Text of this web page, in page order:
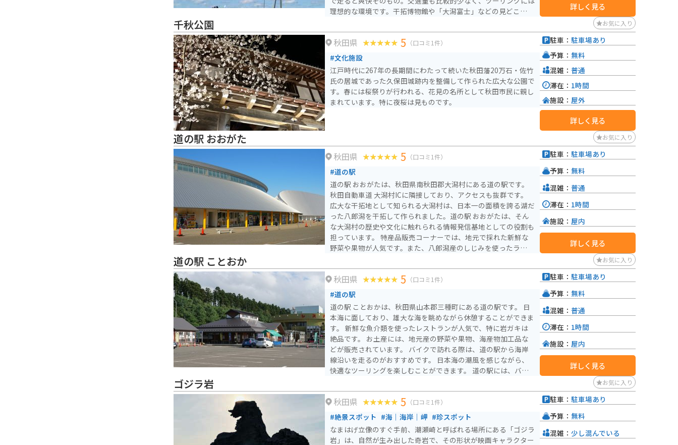
理想的な環境です。干拓博物館や「大潟富士」などの見どころも
色を楽しむことができます。
詳しく見る
千秋公園 お気に入り
秋田県 5 （口コミ1件）
#文化施設
江戸時代に267年の長期間にわたって続いた秋田藩20万石・佐竹
氏の居城であった久保田城跡内を整備して作られた広大な公園で
す。春には桜祭りが行われる、花見の名所として秋田市民に親し
まれています。特に夜桜は見ものです。
駐車： 駐車場あり
予算： 無料
混雑： 普通
滞在： 1時間
施設： 屋外
詳しく見る
道の駅 おおがた お気に入り
秋田県 5 （口コミ1件）
#道の駅
道の駅 おおがたは、秋田県南秋田郡大潟村にある道の駅です。
秋田自動車道 大潟村ICに隣接しており、アクセスも抜群です。
広大な干拓地として知られる大潟村は、日本一の面積を誇る湖だ
った八郎潟を干拓して作られました。道の駅 おおがたは、そん
な大潟村の歴史や文化に触れられる情報発信基地としての役割も
担っています。 特産品販売コーナーでは、地元で採れた新鮮な
野菜や果物が人気です。また、八郎潟産のしじみを使ったラーメ
軽食も楽しめます。 バイクで訪れる場合、道の駅には広々とし
た駐車場が完備されているので安心です。大潟村は広大な農地が
広がる平坦な道が多いので、ツーリングにも最適です。道の駅で
休憩を挟みながら、雄大な景色を楽しむのがおすすめです。 周
辺には、大潟村干拓博物館やサンルーラル大潟など、見どころも
充実しています。大潟村干拓博物館では、八郎潟の干拓の歴史
や、大潟村の自然について学ぶことができます。サンルーラル大
潟は、広大な芝生広場や遊具施設がある公園で、家族連れにも人
気です。
駐車： 駐車場あり
予算： 無料
混雑： 普通
滞在： 1時間
施設： 屋内
詳しく見る
道の駅 ことおか お気に入り
秋田県 5 （口コミ1件）
#道の駅
道の駅 ことおかは、秋田県山本郡三種町にある道の駅です。 日
本海に面しており、雄大な海を眺めながら休憩することができま
す。 新鮮な魚介類を使ったレストランが人気で、特に岩ガキは
絶品です。 お土産には、地元産の野菜や果物、海産物加工品な
どが販売されています。 バイクで訪れる際は、道の駅から海岸
線沿いを走るのがおすすめです。 日本海の潮風を感じながら、
快適なツーリングを楽しむことができます。 道の駅には、バイ
辺には、海水浴場やキャンプ場など、観光スポットも充実してい
ます。 道の駅 ことおかを拠点に、秋田の魅力を満喫してみては
いかがでしょうか。
駐車： 駐車場あり
予算： 無料
混雑： 普通
滞在： 1時間
施設： 屋内
詳しく見る
ゴジラ岩 お気に入り
秋田県 5 （口コミ1件）
#絶景スポット #海｜海岸｜岬 #珍スポット
なまはげ立像のすぐ手前、潮瀬崎と呼ばれる場所にある「ゴジラ
岩」は、自然が生み出した奇岩で、その形状が映画キャラクター
駐車： 駐車場あり
予算： 無料
混雑： 少し混んでいる